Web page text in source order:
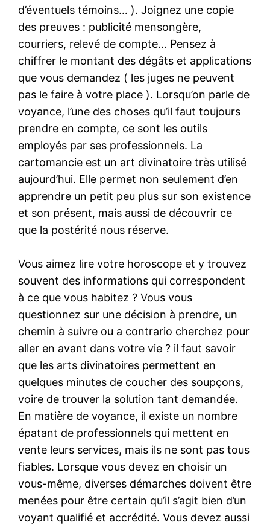
d’éventuels témoins… ). Joignez une copie
des preuves : publicité mensongère,
courriers, relevé de compte… Pensez à
chiffrer le montant des dégâts et applications
que vous demandez ( les juges ne peuvent
pas le faire à votre place ). Lorsqu’on parle de
voyance, l’une des choses qu’il faut toujours
prendre en compte, ce sont les outils
employés par ses professionnels. La
cartomancie est un art divinatoire très utilisé
aujourd’hui. Elle permet non seulement d’en
apprendre un petit peu plus sur son existence
et son présent, mais aussi de découvrir ce
que la postérité nous réserve.
Vous aimez lire votre horoscope et y trouvez
souvent des informations qui correspondent
à ce que vous habitez ? Vous vous
questionnez sur une décision à prendre, un
chemin à suivre ou a contrario cherchez pour
aller en avant dans votre vie ? il faut savoir
que les arts divinatoires permettent en
quelques minutes de coucher des soupçons,
voire de trouver la solution tant demandée.
En matière de voyance, il existe un nombre
épatant de professionnels qui mettent en
vente leurs services, mais ils ne sont pas tous
fiables. Lorsque vous devez en choisir un
vous-même, diverses démarches doivent être
menées pour être certain qu’il s’agit bien d’un
voyant qualifié et accrédité. Vous devez aussi